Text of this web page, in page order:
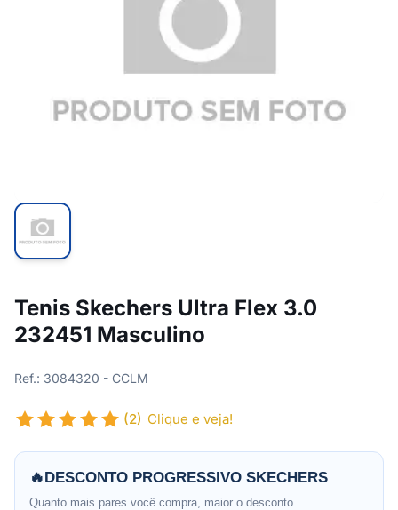
Tenis Skechers Ultra Flex 3.0
232451 Masculino
Ref.: 3084320 - CCLM
(2) Clique e veja!
🔥DESCONTO PROGRESSIVO SKECHERS
Quanto mais pares você compra, maior o desconto.